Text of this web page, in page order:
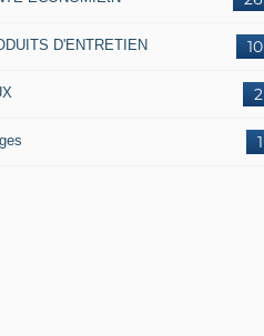
10
D'ENTRETIEN
2
1